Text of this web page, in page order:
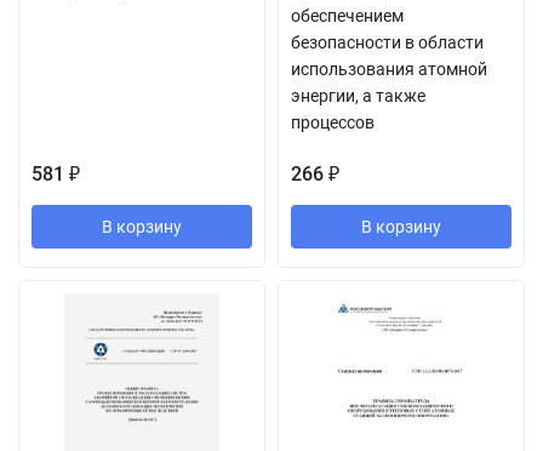
581 ₽
В корзину
обеспечением
безопасности в области
использования атомной
энергии, а также
процессов
266 ₽
В корзину